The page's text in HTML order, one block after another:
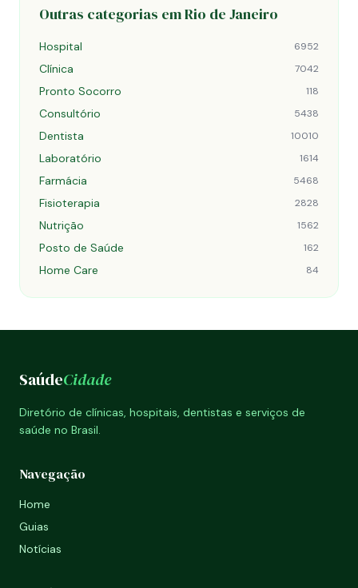
Outras categorias em Rio de Janeiro
Hospital 6952
Clínica 7042
Pronto Socorro 118
Consultório 5438
Dentista 10010
Laboratório 1614
Farmácia 5468
Fisioterapia 2828
Nutrição 1562
Posto de Saúde 162
Home Care 84
SaúdeCidade
Diretório de clínicas, hospitais, dentistas e serviços de
saúde no Brasil.
Navegação
Home
Guias
Notícias